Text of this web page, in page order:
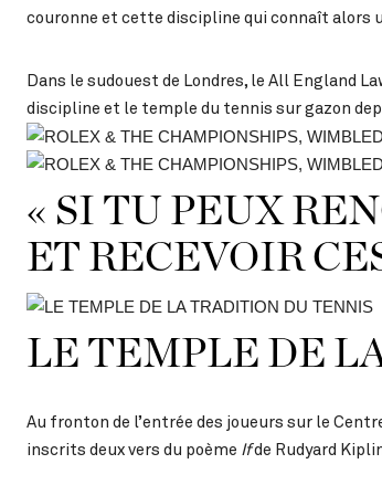
couronne et cette discipline qui connaît alors
Dans le sudouest de Londres, le All England
discipline et le temple du tennis sur gazon
« SI TU PEUX
ET RECEVOIR
LE TEMPLE DE
Au fronton de l’entrée des joueurs sur le
inscrits deux vers du poème Ifde Rudyard